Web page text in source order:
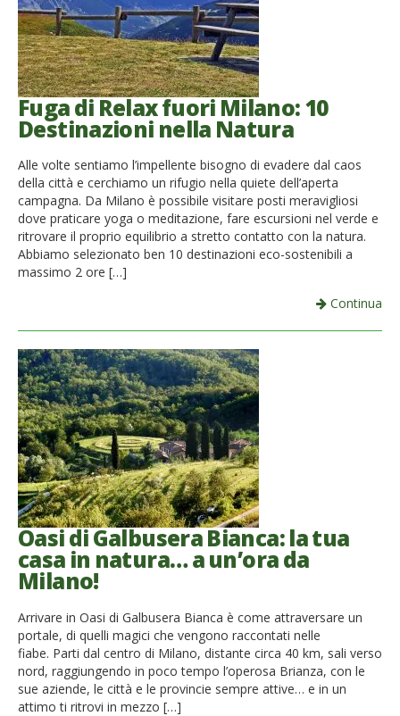
Fuga di Relax fuori Milano: 10
Destinazioni nella Natura
Alle volte sentiamo l’impellente bisogno di evadere dal caos
della città e cerchiamo un rifugio nella quiete dell’aperta
campagna. Da Milano è possibile visitare posti meravigliosi
dove praticare yoga o meditazione, fare escursioni nel verde e
ritrovare il proprio equilibrio a stretto contatto con la natura.
Abbiamo selezionato ben 10 destinazioni eco-sostenibili a
massimo 2 ore […]
Continua
Oasi di Galbusera Bianca: la tua
casa in natura… a un’ora da
Milano!
Arrivare in Oasi di Galbusera Bianca è come attraversare un
portale, di quelli magici che vengono raccontati nelle
fiabe. Parti dal centro di Milano, distante circa 40 km, sali verso
nord, raggiungendo in poco tempo l’operosa Brianza, con le
sue aziende, le città e le provincie sempre attive… e in un
attimo ti ritrovi in mezzo […]